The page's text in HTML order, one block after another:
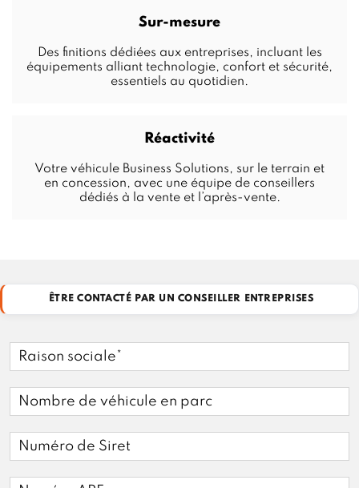
Sur-mesure
Des finitions dédiées aux entreprises, incluant les
équipements alliant technologie, confort et sécurité,
essentiels au quotidien.
Réactivité
Votre véhicule Business Solutions, sur le terrain et
en concession, avec une équipe de conseillers
dédiés à la vente et l’après-vente.
ÊTRE CONTACTÉ PAR UN CONSEILLER ENTREPRISES